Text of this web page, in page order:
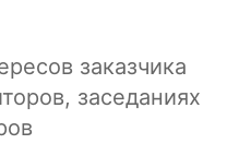
заказчика
заседаниях